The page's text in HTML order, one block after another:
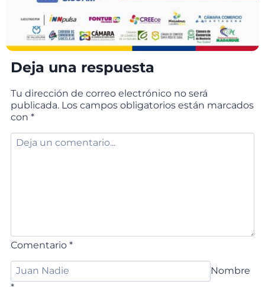
Deja una respuesta
Tu dirección de correo electrónico no será
publicada. Los campos obligatorios están marcados
con *
Comentario *
Nombre
*